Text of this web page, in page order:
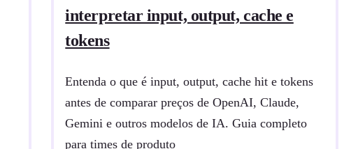
interpretar input, output, cache e
tokens
Entenda o que é input, output, cache hit e tokens
antes de comparar preços de OpenAI, Claude,
Gemini e outros modelos de IA. Guia completo
para times de produto